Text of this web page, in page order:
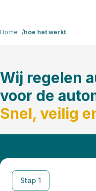
Home hoe het werkt
Wij regelen
voor de
Snel, veilig
Stap 1